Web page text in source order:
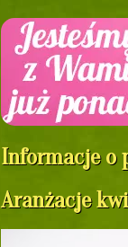
Informacje o
Aranżacje